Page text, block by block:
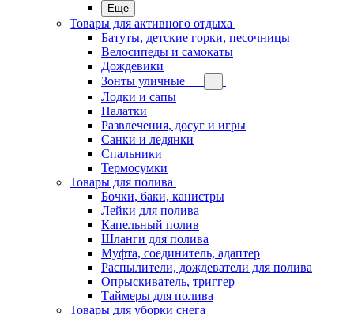
Еще
Товары для активного отдыха
Батуты, детские горки, песочницы
Велосипеды и самокаты
Дождевики
Зонты уличные
Лодки и сапы
Палатки
Развлечения, досуг и игры
Санки и ледянки
Спальники
Термосумки
Товары для полива
Бочки, баки, канистры
Лейки для полива
Капельный полив
Шланги для полива
Муфта, соединитель, адаптер
Распылители, дождеватели для полива
Опрыскиватель, триггер
Таймеры для полива
Товары для уборки снега